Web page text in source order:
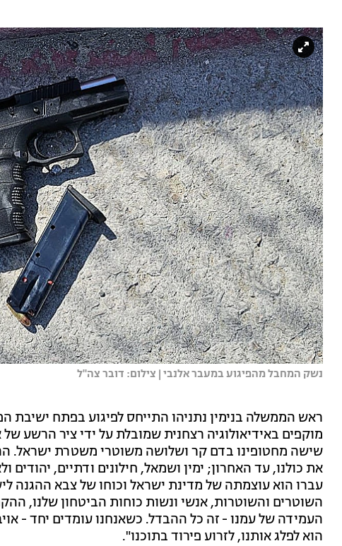
נשק המחבל מהפיגוע במעבר אלנבי | צילום: דובר צה"ל
ראש הממשלה בנימין נתניהו התייחס לפיגוע בפתח
מוקפים באידיאולוגיה רצחנית שמובלת על ידי ציר הרשע
שישה מחטופינו בדם קר ושלושה משוטרי משטרת ישראל.
את כולנו, עד האחרון; ימין ושמאל, חילונים ודתיים,
עברו הוא עוצמתה של מדינת ישראל וכוחו של צבא ההגנה
השוטרים והשוטרות, אנשי ונשות כוחות הביטחון שלנו,
העמידה של עמנו - זה כל ההבדל. כשאנחנו עומדים יחד -
הוא לפלג אותנו, לזרוע פירוד בתוכנו".